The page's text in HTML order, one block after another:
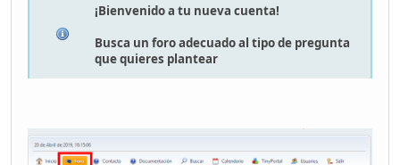
¡Bienvenido a tu nueva cuenta!
Busca un foro adecuado al tipo de pregunta
que quieres plantear